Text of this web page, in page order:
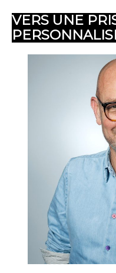
VERS UNE